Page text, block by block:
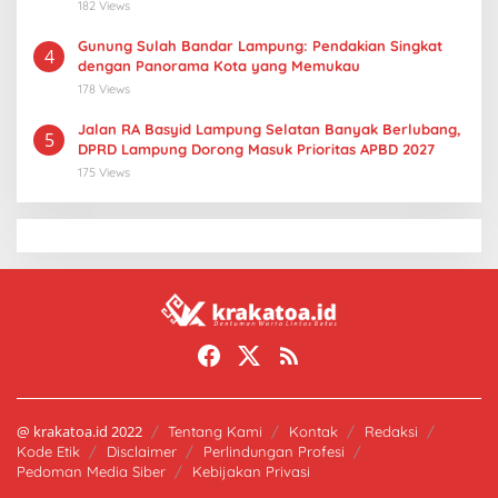
182 Views
4
Gunung Sulah Bandar Lampung: Pendakian Singkat
dengan Panorama Kota yang Memukau
178 Views
5
Jalan RA Basyid Lampung Selatan Banyak Berlubang,
DPRD Lampung Dorong Masuk Prioritas APBD 2027
175 Views
@ krakatoa.id 2022 Tentang Kami Kontak
Redaksi
Kode Etik
Disclaimer
Perlindungan Profesi
Pedoman Media Siber
Kebijakan Privasi